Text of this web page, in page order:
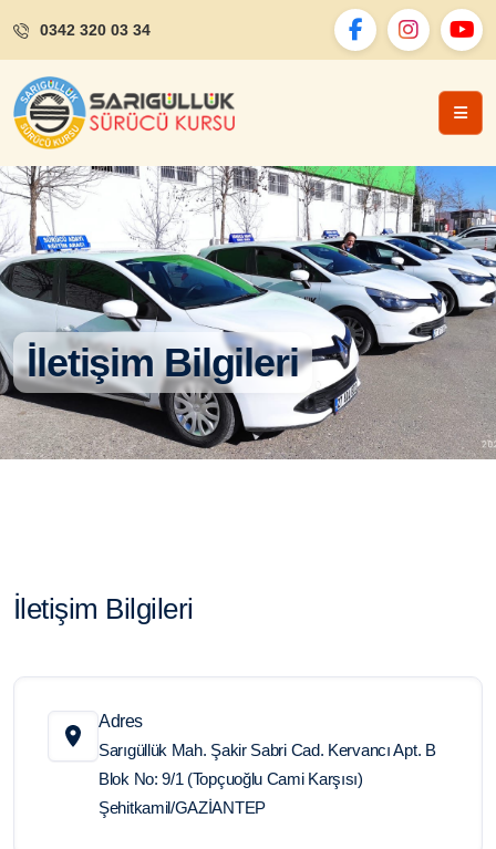
0342 320 03 34
İletişim Bilgileri
İletişim Bilgileri
Adres
Sarıgüllük Mah. Şakir Sabri Cad. Kervancı Apt. B
Blok No: 9/1 (Topçuoğlu Cami Karşısı)
Şehitkamil/GAZİANTEP